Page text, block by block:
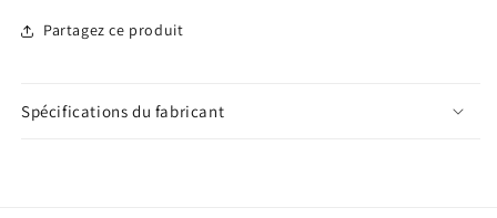
Partagez ce produit
Spécifications du fabricant